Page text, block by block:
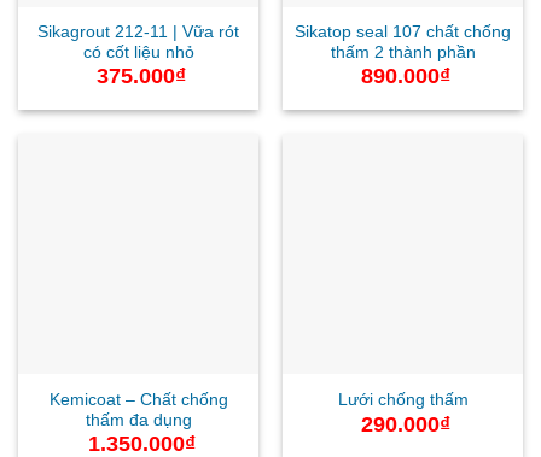
Sikagrout 212-11 | Vữa rót
có cốt liệu nhỏ
375.000₫
Sikatop seal 107 chất chống
thấm 2 thành phần
890.000₫
Kemicoat – Chất chống
thấm đa dụng
1.350.000₫
Lưới chống thấm
290.000₫